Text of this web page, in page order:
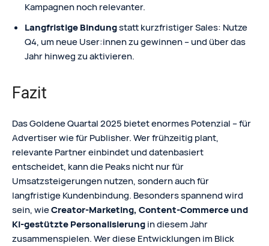
Kampagnen noch relevanter.
Langfristige Bindungstatt kurzfristiger Sales: Nutze
Q4, um neue User:innen zu gewinnen – und über das
Jahr hinweg zu aktivieren.
Fazit
Das Goldene Quartal 2025 bietet enormes Potenzial – für
Advertiser wie für Publisher. Wer frühzeitig plant,
relevante Partner einbindet und datenbasiert
entscheidet, kann die Peaks nicht nur für
Umsatzsteigerungen nutzen, sondern auch für
langfristige Kundenbindung. Besonders spannend wird
sein, wieCreator-Marketing, Content-Commerce und
KI-gestützte Personalisierungin diesem Jahr
zusammenspielen. Wer diese Entwicklungen im Blick